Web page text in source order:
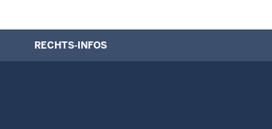
RECHTS-INFOS